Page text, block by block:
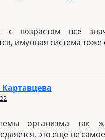
с возрастом все
имунная система тоже
Картавцева
организма так
это еще не